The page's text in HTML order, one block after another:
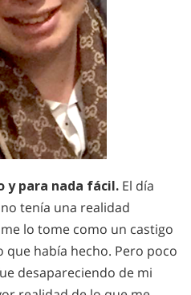
y para nada fácil. El día
no tenía una realidad
lo tome como un castigo
había hecho. Pero poco
desapareciendo de mi